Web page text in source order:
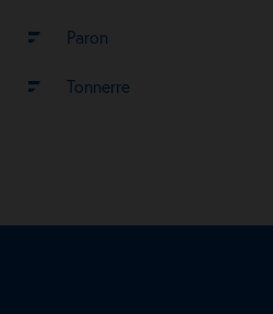
Paron
Tonnerre